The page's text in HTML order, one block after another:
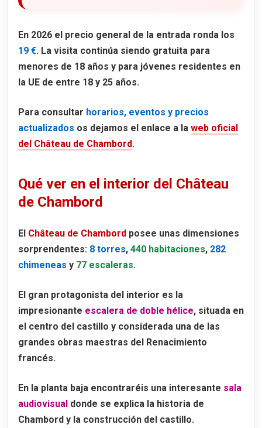
En 2026 el precio general de la entrada ronda los
19 €. La visita continúa siendo gratuita para
menores de 18 años y para jóvenes residentes en
la UE de entre 18 y 25 años.
Para consultar horarios, eventos y precios
actualizados os dejamos el enlace a la web oficial
del Château de Chambord.
Qué ver en el interior del Château
de Chambord
El Château de Chambord posee unas dimensiones
sorprendentes: 8 torres, 440 habitaciones, 282
chimeneas y 77 escaleras.
El gran protagonista del interior es la
impresionante escalera de doble hélice, situada en
el centro del castillo y considerada una de las
grandes obras maestras del Renacimiento
francés.
En la planta baja encontraréis una interesante sala
audiovisual donde se explica la historia de
Chambord y la construcción del castillo.